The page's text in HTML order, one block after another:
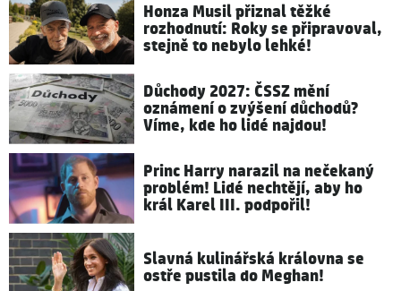
Honza Musil přiznal těžké
rozhodnutí: Roky se připravoval,
stejně to nebylo lehké!
Důchody 2027: ČSSZ mění
oznámení o zvýšení důchodů?
Víme, kde ho lidé najdou!
Princ Harry narazil na nečekaný
problém! Lidé nechtějí, aby ho
král Karel III. podpořil!
Slavná kulinářská královna se
ostře pustila do Meghan!